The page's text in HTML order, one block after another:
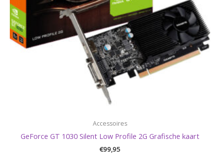
Accessoires
GeForce GT 1030 Silent Low Profile 2G Grafische kaart
€99,95